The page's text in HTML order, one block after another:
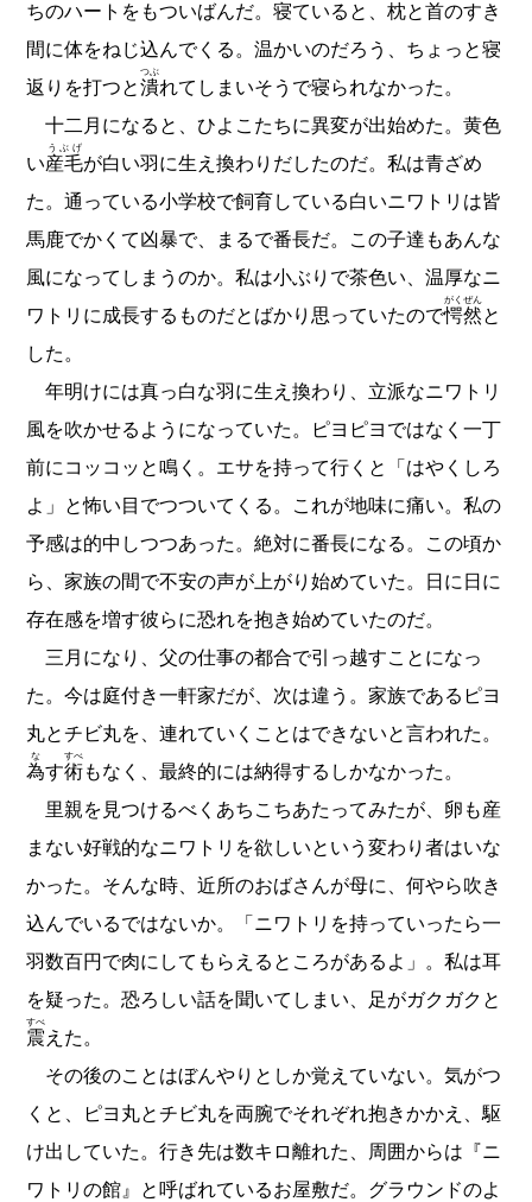
ちのハートをもついばんだ。寝ていると、枕と首のすき
間に体をねじ込んでくる。温かいのだろう、ちょっと寝
返りを打つと潰
つぶ
れてしまいそうで寝られなかった。
十二月になると、ひよこたちに異変が出始めた。黄色
い産毛
うぶげ
が白い羽に生え換わりだしたのだ。私は青ざめ
た。通っている小学校で飼育している白いニワトリは皆
馬鹿でかくて凶暴で、まるで番長だ。この子達もあんな
風になってしまうのか。私は小ぶりで茶色い、温厚なニ
ワトリに成長するものだとばかり思っていたので愕然
がくぜん
と
した。
年明けには真っ白な羽に生え換わり、立派なニワトリ
風を吹かせるようになっていた。ピヨピヨではなく一丁
前にコッコッと鳴く。エサを持って行くと「はやくしろ
よ」と怖い目でつついてくる。これが地味に痛い。私の
予感は的中しつつあった。絶対に番長になる。この頃か
ら、家族の間で不安の声が上がり始めていた。日に日に
存在感を増す彼らに恐れを抱き始めていたのだ。
三月になり、父の仕事の都合で引っ越すことになっ
た。今は庭付き一軒家だが、次は違う。家族であるピヨ
丸とチビ丸を、連れていくことはできないと言われた。
為
な
す術
すべ
もなく、最終的には納得するしかなかった。
里親を見つけるべくあちこちあたってみたが、卵も産
まない好戦的なニワトリを欲しいという変わり者はいな
かった。そんな時、近所のおばさんが母に、何やら吹き
込んでいるではないか。「ニワトリを持っていったら一
羽数百円で肉にしてもらえるところがあるよ」。私は耳
を疑った。恐ろしい話を聞いてしまい、足がガクガクと
震
すべ
えた。
その後のことはぼんやりとしか覚えていない。気がつ
くと、ピヨ丸とチビ丸を両腕でそれぞれ抱きかかえ、駆
け出していた。行き先は数キロ離れた、周囲からは『ニ
ワトリの館』と呼ばれているお屋敷だ。グラウンドのよ